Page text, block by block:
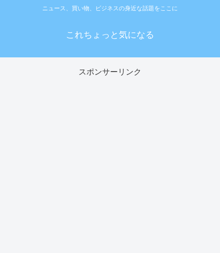
ニュース、買い物、ビジネスの身近な話題をここに
これちょっと気になる
スポンサーリンク